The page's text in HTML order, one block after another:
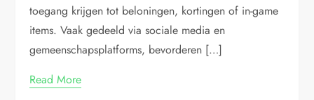
toegang krijgen tot beloningen, kortingen of in-game
items. Vaak gedeeld via sociale media en
gemeenschapsplatforms, bevorderen […]
Read More